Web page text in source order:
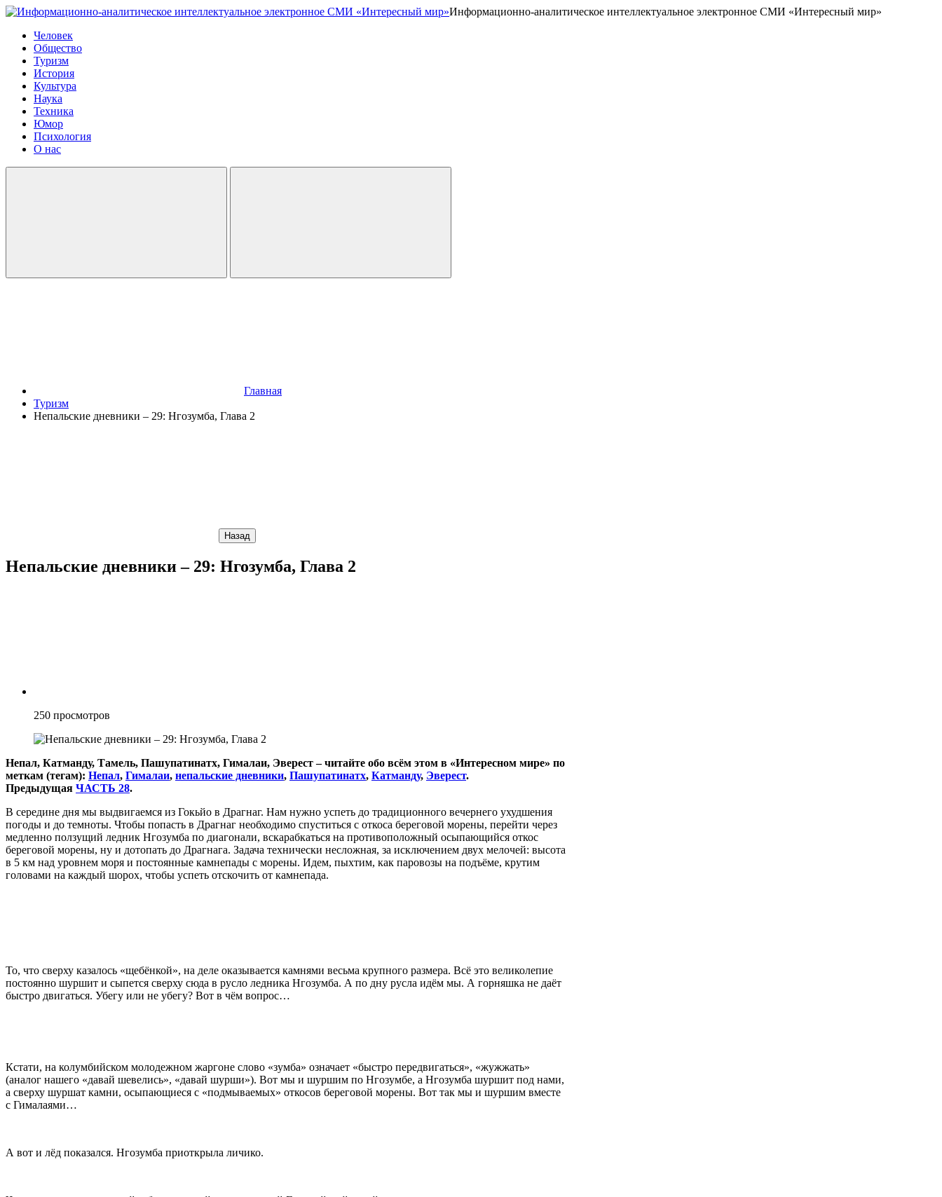
Информационно-аналитическое интеллектуальное электронное СМИ «Интересный мир»
Человек
Общество
Туризм
История
Культура
Наука
Техника
Юмор
Психология
О нас
Главная
Туризм
Непальские дневники – 29: Нгозумба, Глава 2
Назад
Непальские дневники – 29: Нгозумба, Глава 2
250 просмотров
Непал, Катманду, Тамель, Пашупатинатх, Гималаи, Эверест – читайте обо всём этом в «Интересном мире» по
меткам (тегам): Непал, Гималаи, непальские дневники, Пашупатинатх, Катманду, Эверест.
Предыдущая ЧАСТЬ 28.
В середине дня мы выдвигаемся из Гокьйо в Драгнаг. Нам нужно успеть до традиционного вечернего ухудшения
погоды и до темноты. Чтобы попасть в Драгнаг необходимо спуститься с откоса береговой морены, перейти через
медленно ползущий ледник Нгозумба по диагонали, вскарабкаться на противоположный осыпающийся откос
береговой морены, ну и дотопать до Драгнага. Задача технически несложная, за исключением двух мелочей: высота
в 5 км над уровнем моря и постоянные камнепады с морены. Идем, пыхтим, как паровозы на подъёме, крутим
головами на каждый шорох, чтобы успеть отскочить от камнепада.
То, что сверху казалось «щебёнкой», на деле оказывается камнями весьма крупного размера. Всё это великолепие
постоянно шуршит и сыпется сверху сюда в русло ледника Нгозумба. А по дну русла идём мы. А горняшка не даёт
быстро двигаться. Убегу или не убегу? Вот в чём вопрос…
Кстати, на колумбийском молодежном жаргоне слово «зумба» означает «быстро передвигаться», «жужжать»
(аналог нашего «давай шевелись», «давай шурши»). Вот мы и шуршим по Нгозумбе, а Нгозумба шуршит под нами,
а сверху шуршат камни, осыпающиеся с «подмываемых» откосов береговой морены. Вот так мы и шуршим вместе
с Гималаями…
А вот и лёд показался. Нгозумба приоткрыла личико.